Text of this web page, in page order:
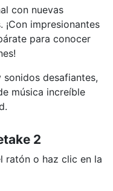
con nuevas
¡Con impresionantes
para conocer
desafiantes,
música increíble
2
ratón o haz clic en la